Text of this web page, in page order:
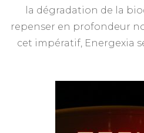
la dégradation de la
repenser en profondeur
cet impératif, Energexia